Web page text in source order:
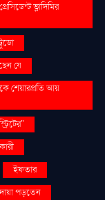
ভ্লাদিমির
যে
শেয়ারপ্রতি আয়
ইফতার
পড়তেন